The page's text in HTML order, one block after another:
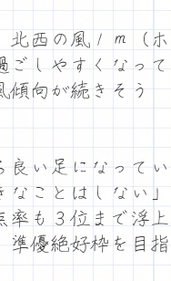
西の風１ｍ（ホ
ごしやすくなって
向が続きそう
い足になってい
ことはしない」
率も３位まで浮上
準優絶好枠を目指